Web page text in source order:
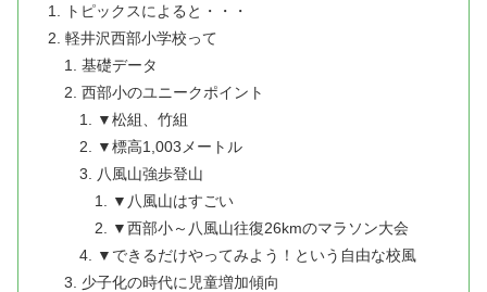
トピックスによると・・・
軽井沢西部小学校って
基礎データ
西部小のユニークポイント
▼松組、竹組
▼標高1,003メートル
八風山強歩登山
▼八風山はすごい
▼西部小～八風山往復26kmのマラソン大会
▼できるだけやってみよう！という自由な校風
少子化の時代に児童増加傾向